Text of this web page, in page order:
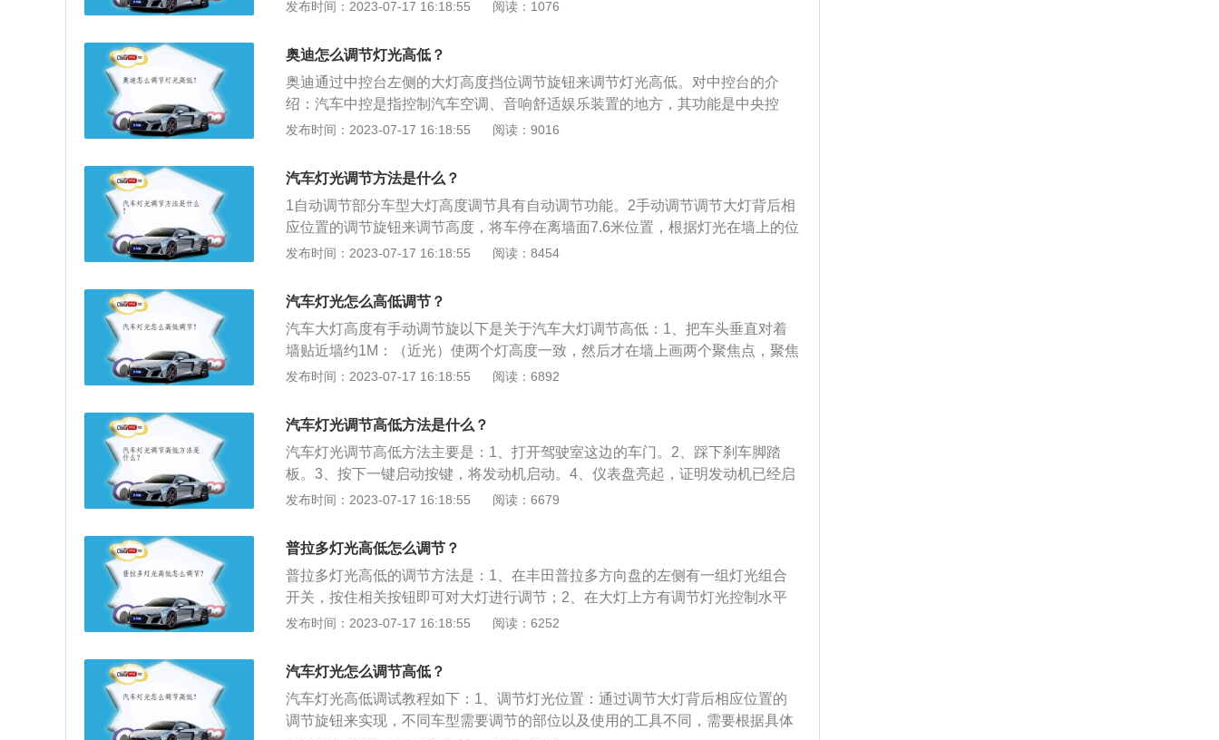
离和避免危险而对大灯高度进行的调节。这是一种安全前照灯配置。也可以在发
动机舱内进行调整。使用液压支架将发动机舱盖支起来，看到发动机舱的布局，
在调节大灯高度。用螺丝刀可以拧动调节旋钮来调整车辆灯光的高低道，向上转
动车灯也会被调高，向下转动车灯就会被调低。一般来说，大灯的高度是由电动
机来调节的。远光灯一般是为高速驾驶和长途驾驶设计的，可以最大限度地看清
视野有限。人在夜间的视力一般能看到100米左右的景物，但对于垂直或较大的
物体，你一般能看到200到300米距离的车辆或远处较大的物体，而较小的物体看
不清楚，这是一个相对的最大值。远光灯照明应尽可能到达100米以内的景物。
发布时间：2023-07-17 16:18:55 阅读：1076
奥迪怎么调节灯光高低？
奥迪通过中控台左侧的大灯高度挡位调节旋钮来调节灯光高低。对中控台的介
绍：汽车中控是指控制汽车空调、音响舒适娱乐装置的地方，其功能是中央控
制、速度控制、单独控制。汽车中控台的按键功能有车身电子稳定系统，危险警
灯大灯是远光、近光和转向灯，其有卤素灯、疝气大灯和led车灯，汽车灯大灯的
作用是：开启转向灯提醒尾随车辆，降低追尾事故；看清道路状况，提高行车安
全；告诉后面的车辆，正在刹车，注意减速；需要临时停车等紧急情况和能见度
低的恶劣天气打开双闪，可告知来往车辆。
发布时间：2023-07-17 16:18:55 阅读：9016
汽车灯光调节方法是什么？
1自动调节部分车型大灯高度调节具有自动调节功能。2手动调节调节大灯背后相
应位置的调节旋钮来调节高度，将车停在离墙面7.6米位置，根据灯光在墙上的位
置来调节。3车内大灯高度开关调节大灯高度调节开关采用滚轮调节，滚轮上标
发布时间：2023-07-17 16:18:55 阅读：8454
汽车灯光怎么高低调节？
汽车大灯高度有手动调节旋以下是关于汽车大灯调节高低：1、把车头垂直对着
墙贴近墙约1M：（近光）使两个灯高度一致，然后才在墙上画两个聚焦点，聚焦
点的距离约等同车灯距离，轻轻倒退汽车，看中心点是并不是偏移，调整两个点
相同，然后才在墙上画两个聚焦点，聚焦点的距离约等同车灯距离，轻轻向后倒
退，调整两个点轻轻与此同时向中点靠近，大概30M-100M！之外能合并成一个
点即可。
发布时间：2023-07-17 16:18:55 阅读：6892
汽车灯光调节高低方法是什么？
汽车灯光调节高低方法主要是：1、打开驾驶室这边的车门。2、踩下刹车脚踏
板。3、按下一键启动按键，将发动机启动。4、仪表盘亮起，证明发动机已经启
动。5、滚动滚轮即可调节。扩展内容：1、汽车灯为保证安全行车而安装在汽车
证。3、在平时使用及日常维修、车主要注意经常检查夜行和广阔的灯，雾灯，
刹车灯等是否正常，如果有工作灯泡比较黑，应当及时更换。
发布时间：2023-07-17 16:18:55 阅读：6679
普拉多灯光高低怎么调节？
普拉多灯光高低的调节方法是：1、在丰田普拉多方向盘的左侧有一组灯光组合
开关，按住相关按钮即可对大灯进行调节；2、在大灯上方有调节灯光控制水平
的螺丝杆，用螺丝刀插入即可根据自己的要求进行调节了。普拉多前悬挂是双叉
马力是280ps，最大功率是206kw，最大扭矩是365nm，与其匹配的是6挡手自一
体变速箱。
发布时间：2023-07-17 16:18:55 阅读：6252
汽车灯光怎么调节高低？
汽车灯光高低调试教程如下：1、调节灯光位置：通过调节大灯背后相应位置的
调节旋钮来实现，不同车型需要调节的部位以及使用的工具不同，需要根据具体